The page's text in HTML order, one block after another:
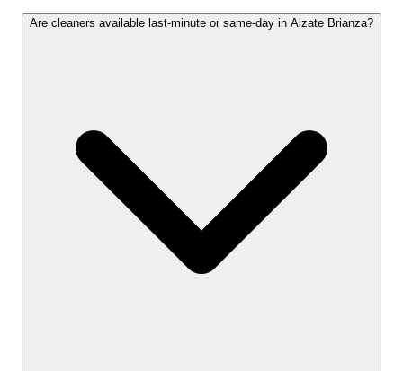
Are cleaners available last-minute or same-day in Alzate Brianza?